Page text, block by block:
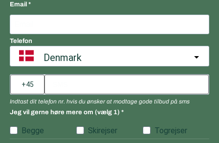
Email
Telefon
Denmark
Indtast dit telefon nr. hvis du ønsker at modtage gode tilbud på sms
Jeg vil gerne høre mere om (vælg 1)
Begge Skirejser Togrejser